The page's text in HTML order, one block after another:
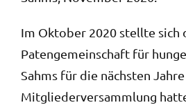
Im Oktober 2020 stellte sich
Patengemeinschaft für
Sahms für die nächsten
Mitgliederversammlung